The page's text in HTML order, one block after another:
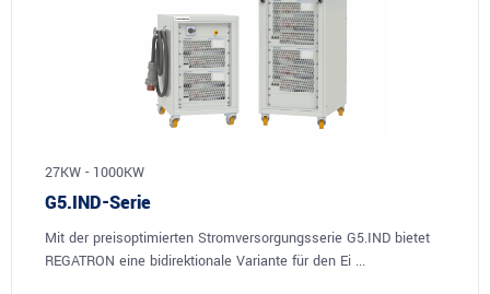
27KW - 1000KW
G5.IND-Serie
Mit der preisoptimierten Stromversorgungsserie G5.IND bietet
REGATRON eine bidirektionale Variante für den Ei ...